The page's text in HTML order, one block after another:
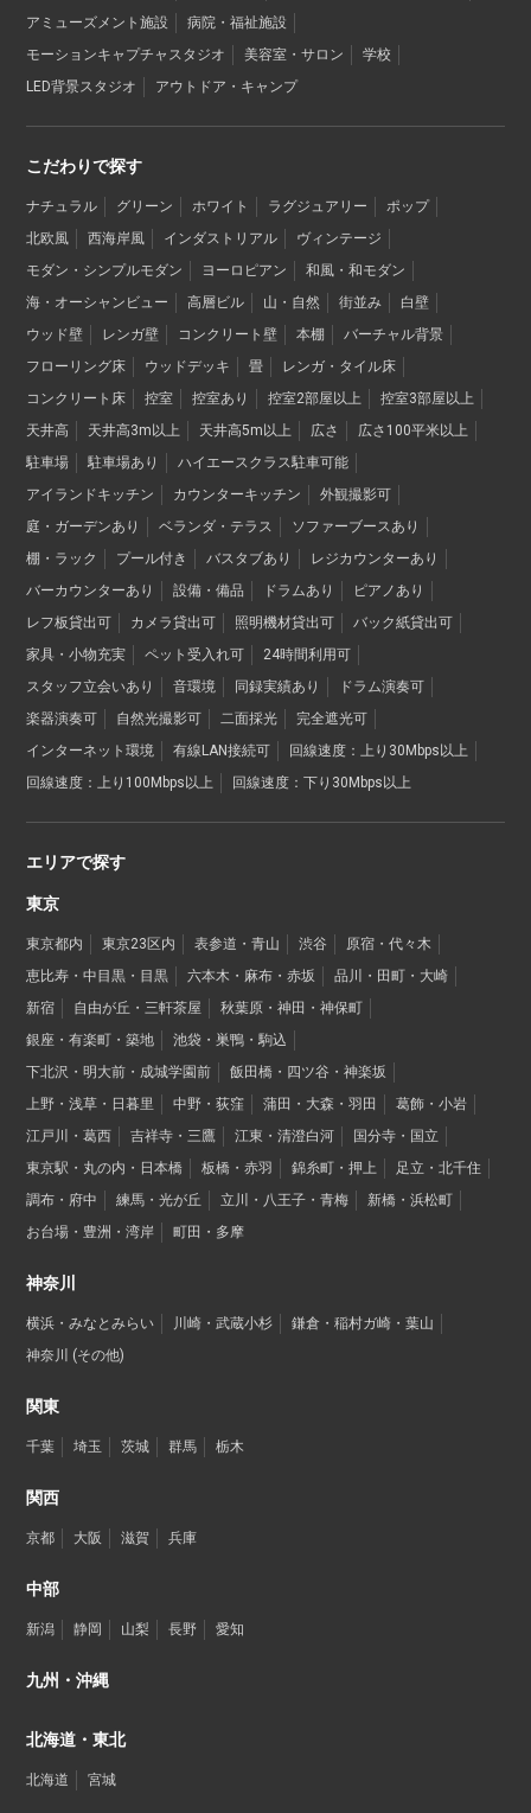
アミューズメント施設
病院・福祉施設
モーションキャプチャスタジオ
美容室・サロン
学校
LED背景スタジオ
アウトドア・キャンプ
こだわりで探す
ナチュラル グリーン ホワイト ラグジュアリー
ポップ
北欧風
西海岸風 インダストリアル
ヴィンテージ
モダン・シンプルモダン
ヨーロピアン
和風・和モダン
海・オーシャンビュー
高層ビル 山・自然 街並み
白壁
ウッド壁
レンガ壁 コンクリート壁 本棚
バーチャル背景
フローリング床
ウッドデッキ 畳
レンガ・タイル床
コンクリート床
控室 控室あり 控室2部屋以上
控室3部屋以上
天井高
天井高3m以上 天井高5m以上 広さ
広さ100平米以上
駐車場
駐車場あり
ハイエースクラス駐車可能
アイランドキッチン
カウンターキッチン
外観撮影可
庭・ガーデンあり
ベランダ・テラス
ソファーブースあり
棚・ラック
プール付き バスタブあり
レジカウンターあり
バーカウンターあり
設備・備品 ドラムあり
ピアノあり
レフ板貸出可
カメラ貸出可 照明機材貸出可
バック紙貸出可
家具・小物充実
ペット受入れ可
24時間利用可
スタッフ立会いあり
音環境 同録実績あり
ドラム演奏可
楽器演奏可
自然光撮影可 二面採光
完全遮光可
インターネット環境
有線LAN接続可
回線速度：上り30Mbps以上
回線速度：上り100Mbps以上
回線速度：下り30Mbps以上
エリアで探す
東京
東京都内 東京23区内 表参道・青山 渋谷
原宿・代々木
恵比寿・中目黒・目黒
六本木・麻布・赤坂
品川・田町・大崎
新宿
自由が丘・三軒茶屋
秋葉原・神田・神保町
銀座・有楽町・築地
池袋・巣鴨・駒込
下北沢・明大前・成城学園前
飯田橋・四ツ谷・神楽坂
上野・浅草・日暮里
中野・荻窪 蒲田・大森・羽田
葛飾・小岩
江戸川・葛西
吉祥寺・三鷹 江東・清澄白河
国分寺・国立
東京駅・丸の内・日本橋
板橋・赤羽 錦糸町・押上
足立・北千住
調布・府中
練馬・光が丘 立川・八王子・青梅
新橋・浜松町
お台場・豊洲・湾岸
町田・多摩
神奈川
横浜・みなとみらい 川崎・武蔵小杉
鎌倉・稲村ガ崎・葉山
神奈川 (その他)
関東
千葉 埼玉 茨城 群馬 栃木
関西
京都 大阪 滋賀 兵庫
中部
新潟 静岡 山梨 長野 愛知
九州・沖縄
北海道・東北
北海道 宮城